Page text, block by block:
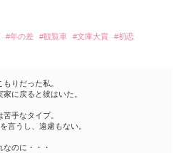
#年の差 #観覧車 #文庫大賞
#初恋
もりだった私。
に戻ると彼はいた。
苦手なタイプ。
言うし、遠慮もない。
なのに・・・